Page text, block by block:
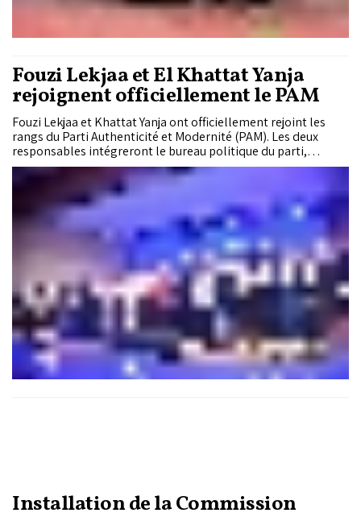
Fouzi Lekjaa et El Khattat Yanja
rejoignent officiellement le PAM
Fouzi Lekjaa et Khattat Yanja ont officiellement rejoint les
rangs du Parti Authenticité et Modernité (PAM). Les deux
responsables intégreront le bureau politique du parti,
conformément à ses statuts internes.
Installation de la Commission